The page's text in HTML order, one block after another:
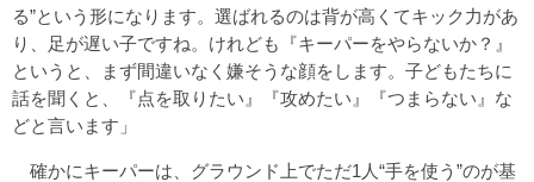
る”という形になります。選ばれるのは背が高くてキック力があ
り、足が遅い子ですね。けれども『キーパーをやらないか？』
というと、まず間違いなく嫌そうな顔をします。子どもたちに
話を聞くと、『点を取りたい』『攻めたい』『つまらない』な
どと言います」
確かにキーパーは、グラウンド上でただ1人“手を使う”のが基